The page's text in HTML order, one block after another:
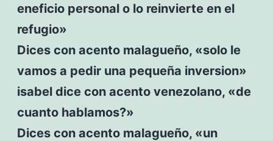
eneficio personal o lo reinvierte en el
refugio»
Dices con acento malagueño, «solo le
vamos a pedir una pequeña inversion»
isabel dice con acento venezolano, «de
cuanto hablamos?»
Dices con acento malagueño, «un